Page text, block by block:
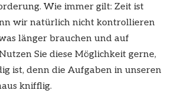
Wie immer gilt: Zeit ist
wir natürlich nicht kontrollieren
länger brauchen und auf
Sie diese Möglichkeit gerne,
ist, denn die Aufgaben in unseren
knifflig.